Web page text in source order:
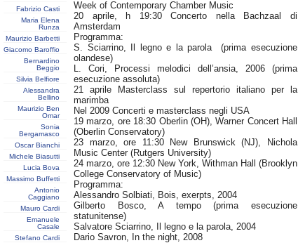
Fabrizio Casti
Maria Elena
Runza
Maurizio Barbetti
Giacomo Baroffio
Bernardino
Beggio
Silvia Belfiore
Alessandra
Bellino
Maurizio Ben
Omar
Sonia
Bergamasco
Oscar Bianchi
Michele Biasutti
Lucia Bova
Massimo Buffetti
Antonio
Caggiano
Mauro Cardi
Emanuele
Casale
Stefano Cardi
Week of Contemporary Chamber Music
20 aprile, h 19:30 Concerto nella Bachzaal di
Amsterdam
Programma:
S. Sciarrino, Il legno e la parola (prima esecuzione
olandese)
L. Cori, Processi melodici dell’ansia, 2006 (prima
esecuzione assoluta)
21 aprile Masterclass sul repertorio italiano per la
marimba
Nel 2009 Concerti e masterclass negli USA
19 marzo, ore 18:30 Oberlin (OH), Warner Concert Hall
(Oberlin Conservatory)
23 marzo, ore 11:30 New Brunswick (NJ), Nichola
Music Center (Rutgers University)
24 marzo, ore 12:30 New York, Withman Hall (Brooklyn
College Conservatory of Music)
Programma:
Alessandro Solbiati, Bois, exerpts, 2004
Gilberto Bosco, A tempo (prima esecuzione
statunitense)
Salvatore Sciarrino, Il legno e la parola, 2004
Dario Savron, In the night, 2008